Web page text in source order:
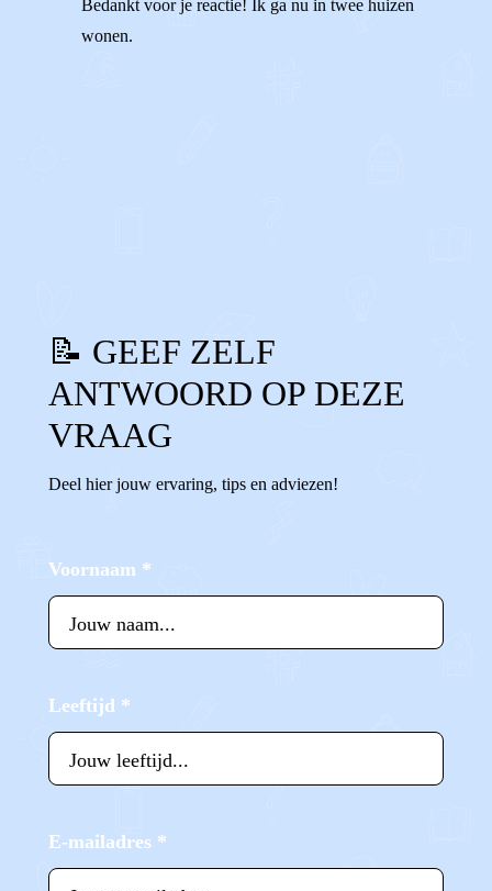
Bedankt voor je reactie! Ik ga nu in twee huizen
wonen.
📝 GEEF ZELF
ANTWOORD OP DEZE
VRAAG
Deel hier jouw ervaring, tips en adviezen!
Voornaam *
Leeftijd *
E-mailadres *